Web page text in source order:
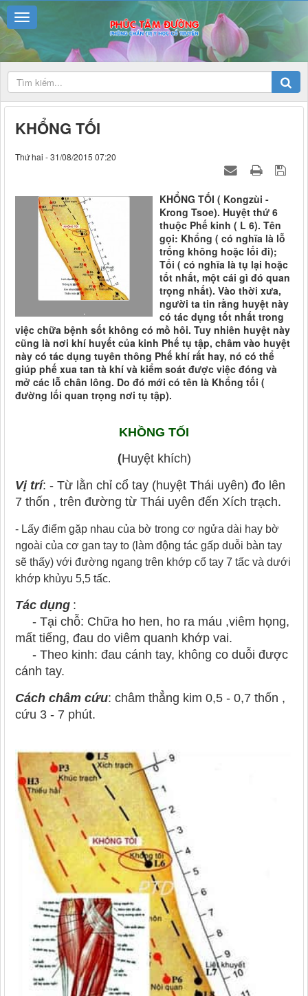
KHỔNG TỐI
Thứ hai - 31/08/2015 07:20
.
KHỔNG TỐI ( Kongzùi -
Krong Tsoe). Huyệt thứ 6
thuộc Phế kinh ( L 6). Tên
gọi: Khổng ( có nghĩa là lỗ
trống không hoặc lối đi);
Tối ( có nghĩa là tụ lại hoặc
tốt nhất, một cái gì đó quan
trọng nhất). Vào thời xưa,
người ta tin rằng huyệt này
có tác dụng tốt nhất trong
việc chữa bệnh sốt không có mồ hôi. Tuy nhiên huyệt này
cũng là nơi khí huyết của kinh Phế tụ tập, châm vào huyệt
này có tác dụng tuyên thông Phế khí rất hay, nó có thể
giúp phế xua tan tà khí và kiểm soát được việc đóng và
mở các lỗ chân lông. Do đó mới có tên là Khổng tối (
đường lối quan trọng nơi tụ tập).
KHỒNG TỐI
(Huyệt khích)
Vị trí: - Từ lằn chỉ cổ tay (huyệt Thái uyên) đo lên
7 thốn , trên đường từ Thái uyên đến Xích trạch.
- Lấy điểm gặp nhau của bờ trong cơ ngửa dài hay bờ
ngoài của cơ gan tay to (làm động tác gấp duỗi bàn tay
sẽ thấy) với đường ngang trên khớp cổ tay 7 tấc và dưới
khớp khủyu 5,5 tấc.
Tác dụng :
- Tại chỗ: Chữa ho hen, ho ra máu ,viêm họng,
mất tiếng, đau do viêm quanh khớp vai.
- Theo kinh: đau cánh tay, không co duỗi được
cánh tay.
Cách châm cứu: châm thẳng kim 0,5 - 0,7 thốn ,
cứu 3 - 7 phút.